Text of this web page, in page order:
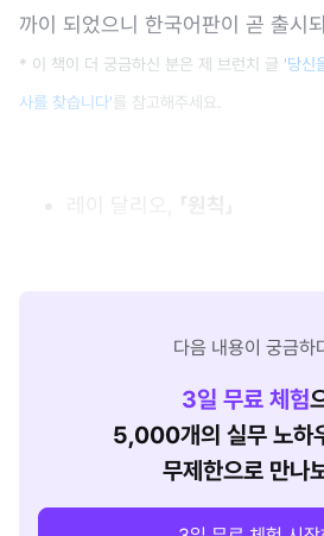
까이 되었으니 한국어판이 곧 출시
* 이 책이 더 궁금하신 분은 제 브런치 글 '당신
사를 찾습니다'를 참고해주세요.
「원칙」
다음 내용이 궁금하
3일 무료 체험
5,000개의 실무 노하
무제한으로 만나